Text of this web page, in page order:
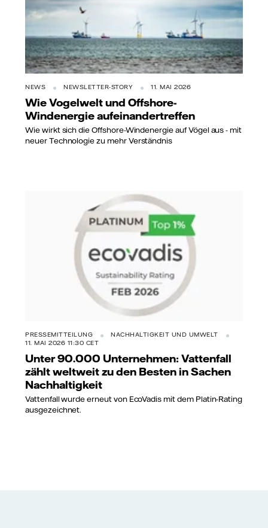
NEWS NEWSLETTER-STORY 11. MAI 2026
Wie Vogelwelt und Offshore-
Windenergie aufeinandertreffen
Wie wirkt sich die Offshore-Windenergie auf Vögel aus - mit
neuer Technologie zu mehr Verständnis
PRESSEMITTEILUNG
NACHHALTIGKEIT UND UMWELT
11. MAI 2026 11:30 CET
Unter 90.000 Unternehmen: Vattenfall
zählt weltweit zu den Besten in Sachen
Nachhaltigkeit
Vattenfall wurde erneut von EcoVadis mit dem Platin-Rating
ausgezeichnet.